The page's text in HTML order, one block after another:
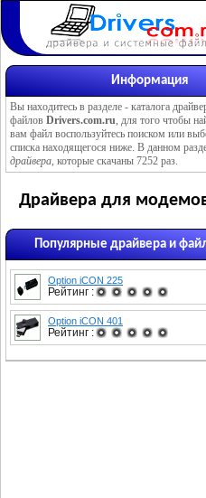
Информация
Вы находитесь в разделе - каталога
файлов Drivers.com.ru, для того чтобы
вам файл воспользуйтесь поиском или
списка находящегося ниже. В данном
драйвера, которые скачаны 7252 раз.
Драйвера для
Популярные драйвера и
Option iCON 225
Рейтинг :
Option iCON 401
Рейтинг :